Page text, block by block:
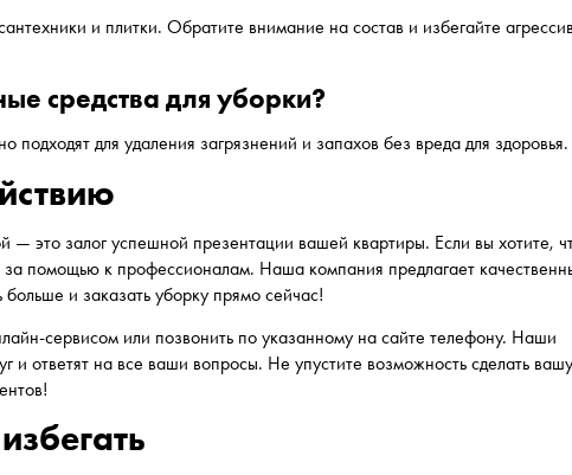
и плитки. Обратите внимание на состав и избегайте
средства для уборки?
подходят для удаления загрязнений и запахов без вреда для здоровья.
это залог успешной презентации вашей квартиры. Если вы хотите,
за помощью к профессионалам. Наша компания предлагает
и заказать уборку прямо сейчас!
сервисом или позвонить по указанному на сайте телефону. Наши
и ответят на все ваши вопросы. Не упустите возможность сделать вашу